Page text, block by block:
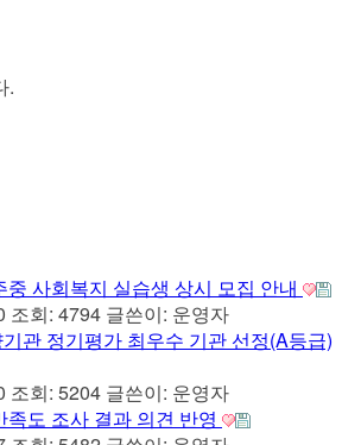
.
사회복지 실습생 상시 모집 안내
조회: 4794 글쓴이: 운영자
관 정기평가 최우수 기관 선정(A등급)
조회: 5204 글쓴이: 운영자
도 조사 결과 의견 반영